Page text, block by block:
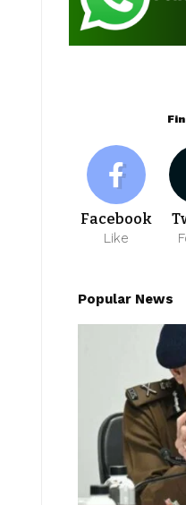
Facebook
Like
Popular News